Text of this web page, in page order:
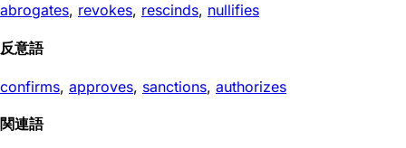
abrogates, revokes, rescinds, nullifies
反意語
confirms, approves, sanctions, authorizes
関連語